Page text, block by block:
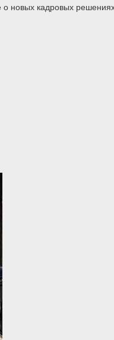
новых кадровых